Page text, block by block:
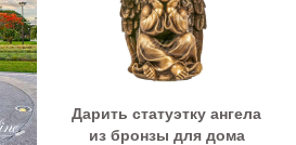
Дарить статуэтку ангела
из бронзы для дома